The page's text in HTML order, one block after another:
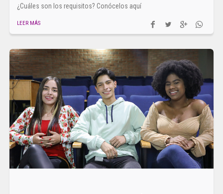
¿Cuáles son los requisitos? Conócelos aquí
LEER MÁS